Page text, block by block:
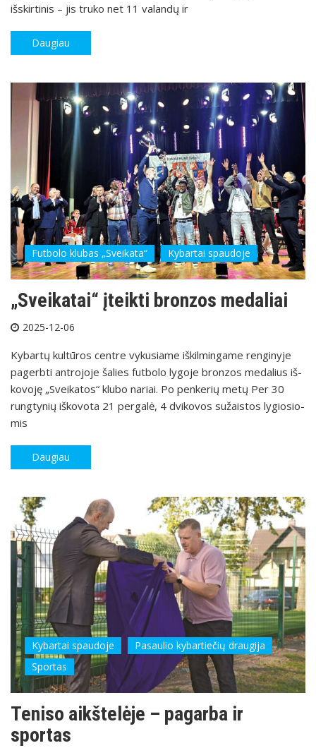
išskirtinis – jis truko net 11 valandų ir
Daugiau
Futbolo klubas „Sveikata“ Kybartai spaudoje
„Svei­ka­tai“ įteik­ti bron­zos me­da­liai
2025-12-06
Ky­bar­tų kul­tū­ros cent­re vy­ku­sia­me iš­kil­min­ga­me ren­gi­ny­je
pa­gerb­ti ant­ro­jo­je ša­lies fut­bo­lo ly­go­je bron­zos me­da­lius iš­
ko­vo­ję „Svei­ka­tos“ klu­bo na­riai. Po pen­ke­rių me­tų Per 30
rung­ty­nių iš­ko­vo­ta 21 per­ga­lė, 4 dvi­ko­vos su­žais­tos ly­gio­sio­
mis
Daugiau
Kybartai spaudoje
Pasaulio kybartiečių draugija
Sportas
Teniso aikštelėje – pagarba ir
sportas